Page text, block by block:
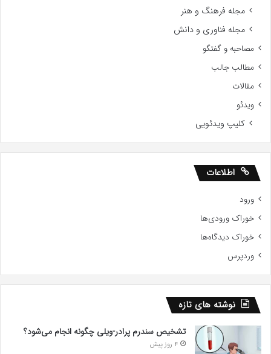
مجله فرهنگ و هنر
مجله فناوری و دانش
مصاحبه و گفتگو
مطالب جالب
مقالات
ویدئو
کلیپ ویدئویی
اطلاعات
ورود
خوراک ورودی‌ها
خوراک دیدگاه‌ها
وردپرس
نوشته های تازه
تشخیص سندرم پرادر-ویلی چگونه انجام می‌شود؟
4 روز پیش